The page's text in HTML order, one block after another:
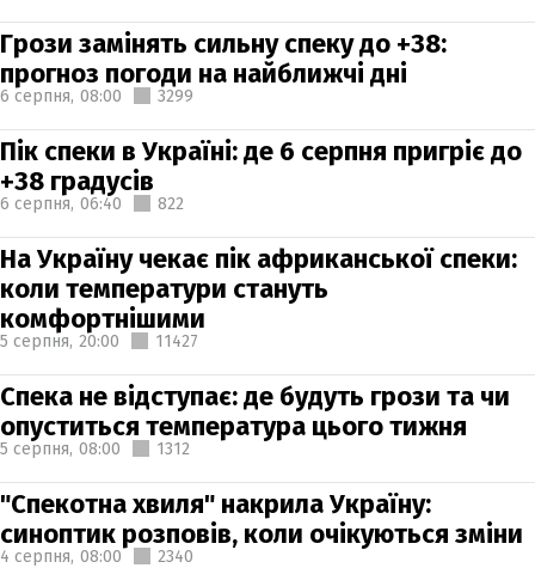
Грози замінять сильну спеку до +38:
прогноз погоди на найближчі дні
6 серпня, 08:00 3299
Пік спеки в Україні: де 6 серпня пригріє до
+38 градусів
6 серпня, 06:40 822
На Україну чекає пік африканської спеки:
коли температури стануть
комфортнішими
5 серпня, 20:00 11427
Спека не відступає: де будуть грози та чи
опуститься температура цього тижня
5 серпня, 08:00 1312
"Спекотна хвиля" накрила Україну:
синоптик розповів, коли очікуються зміни
4 серпня, 08:00 2340